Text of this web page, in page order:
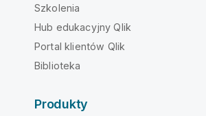
Szkolenia
Hub edukacyjny Qlik
Portal klientów Qlik
Biblioteka
Produkty